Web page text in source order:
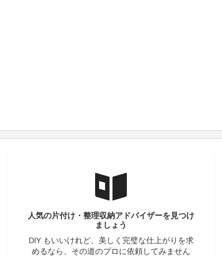
人気の片付け・整理収納アドバイザーを見つけ
ましょう
DIY もいいけれど、美しく完璧な仕上がりを求
めるなら、その道のプロに依頼してみません